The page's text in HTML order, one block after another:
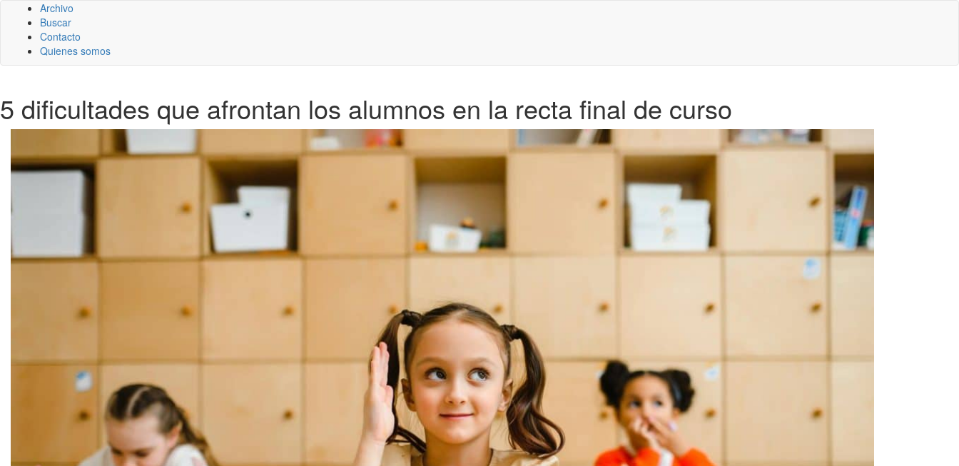
Archivo
Buscar
Contacto
Quienes somos
5 dificultades que afrontan los alumnos en la recta final de curso